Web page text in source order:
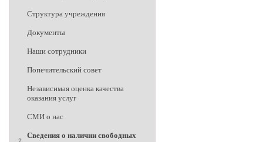
Структура учреждения
Документы
Наши сотрудники
Попечительский совет
Независимая оценка качества
оказания услуг
СМИ о нас
Сведения о наличии свободных